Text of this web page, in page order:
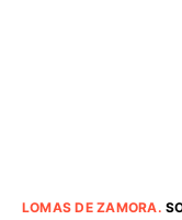
LOMAS DE ZAMORA.